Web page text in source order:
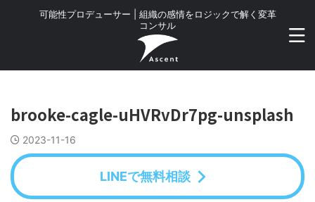
可能性プロデューサー | 組織の感情をロジックで解く変革
コンサル
brooke-cagle-uHVRvDr7pg-unsplash
2023-11-16
LINEで無料相談